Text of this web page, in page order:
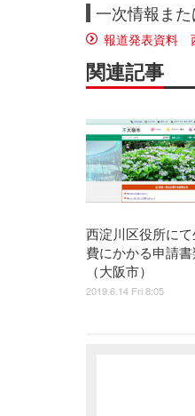
一次情報ま
報道発表資料
関連記事
西淀川区役所に
費にかかる申請
（大阪市）
2019.6.14 Fri 8:05